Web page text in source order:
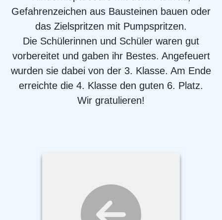
Gefahrenzeichen aus Bausteinen bauen oder
das Zielspritzen mit Pumpspritzen.
Die Schülerinnen und Schüler waren gut
vorbereitet und gaben ihr Bestes. Angefeuert
wurden sie dabei von der 3. Klasse. Am Ende
erreichte die 4. Klasse den guten 6. Platz.
Wir gratulieren!